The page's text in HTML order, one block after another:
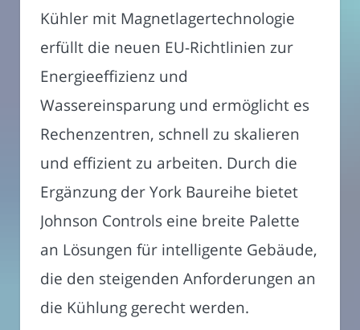
Kühler mit Magnetlagertechnologie
erfüllt die neuen EU-Richtlinien zur
Energieeffizienz und
Wassereinsparung und ermöglicht es
Rechenzentren, schnell zu skalieren
und effizient zu arbeiten. Durch die
Ergänzung der York Baureihe bietet
Johnson Controls eine breite Palette
an Lösungen für intelligente Gebäude,
die den steigenden Anforderungen an
die Kühlung gerecht werden.